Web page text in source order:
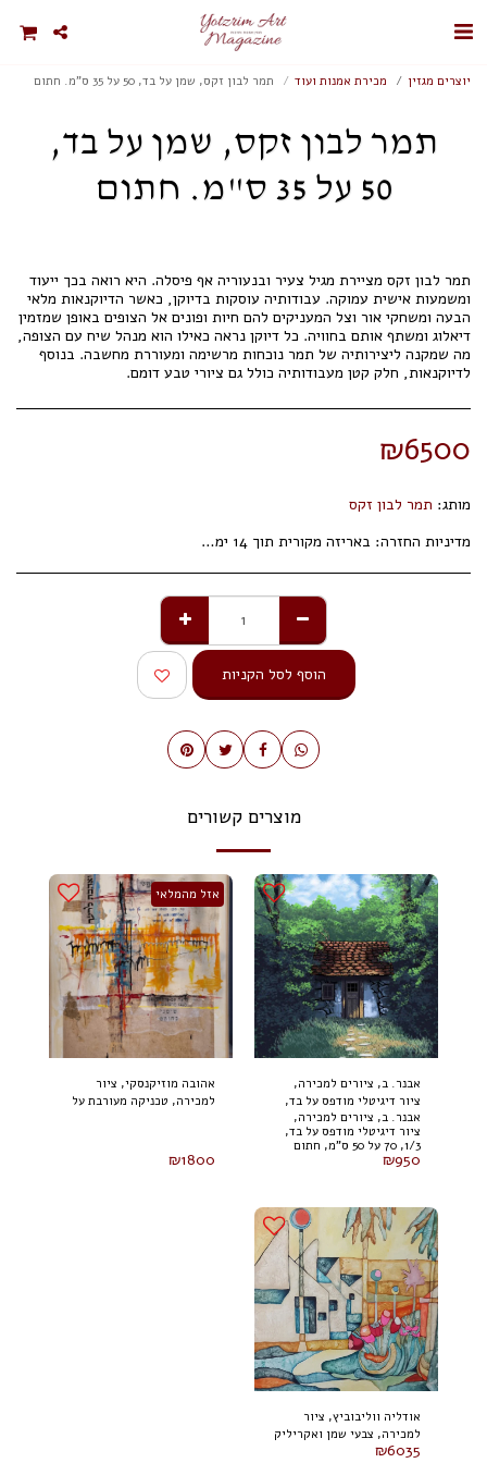
יוצרים מגזין מכירת אמנות ועוד תמר לבון זקס, שמן על בד, 50 על 35 ס"מ. חתום
תמר לבון זקס, שמן על בד,
50 על 35 ס"מ. חתום
תמר לבון זקס מציירת מגיל צעיר ובנעוריה אף פיסלה. היא רואה בכך ייעוד
ומשמעות אישית עמוקה. עבודותיה עוסקות בדיוקן, כאשר הדיוקנאות מלאי
הבעה ומשחקי אור וצל המעניקים להם חיות ופונים אל הצופים באופן שמזמין
דיאלוג ומשתף אותם בחוויה. כל דיוקן נראה כאילו הוא מנהל שיח עם הצופה,
מה שמקנה ליצירותיה של תמר נוכחות מרשימה ומעוררת מחשבה. בנוסף
לדיוקנאות, חלק קטן מעבודותיה כולל גם ציורי טבע דומם.
₪6500
מותג: תמר לבון זקס
מדיניות החזרה: באריזה מקורית תוך 14 ימי עסקים.
הוסף לסל הקניות
מוצרים קשורים
אבנר. ב, ציורים למכירה,
ציור דיגיטלי מודפס על בד,
1/3, 70 על 50 ס"מ, חתום
אבנר. ב, ציורים למכירה,
ציור דיגיטלי מודפס על בד,
1/3, 70 על 50 ס"מ, חתום
₪950
אזל מהמלאי
אהובה מוזיקנסקי, ציור
למכירה, טכניקה מעורבת על
₪1800
אודליה ווליבוביץ, ציור
למכירה, צבעי שמן ואקריליק
על בד 80 על 100 ס"מ, חתום₪6035